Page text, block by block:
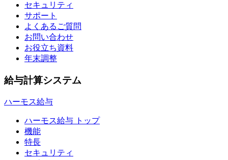
セキュリティ
サポート
よくあるご質問
お問い合わせ
お役立ち資料
年末調整
給与計算システム
ハーモス給与
ハーモス給与 トップ
機能
特長
セキュリティ